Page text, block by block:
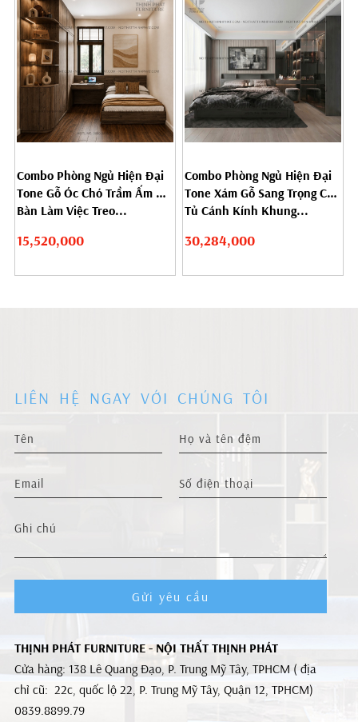
Combo Phòng Ngủ Hiện Đại
Tone Gỗ Óc Chó Trầm Ấm Có
Bàn Làm Việc Treo...
15,520,000
Combo Phòng Ngủ Hiện Đại
Tone Xám Gỗ Sang Trọng Có
Tủ Cánh Kính Khung...
30,284,000
LIÊN HỆ NGAY VỚI CHÚNG TÔI
Gửi yêu cầu
THỊNH PHÁT FURNITURE - NỘI THẤT THỊNH PHÁT
Cửa hàng: 138 Lê Quang Đạo, P. Trung Mỹ Tây, TPHCM ( địa
chỉ cũ: 22c, quốc lộ 22, P. Trung Mỹ Tây, Quận 12, TPHCM)
0839.8899.79